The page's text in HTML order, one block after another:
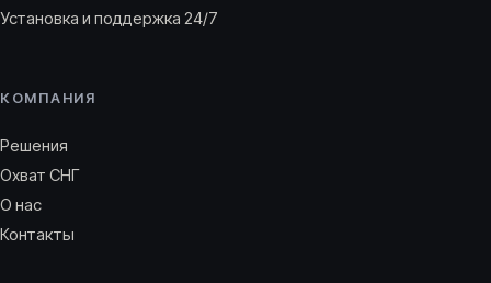
Установка и поддержка 24/7
КОМПАНИЯ
Решения
Охват СНГ
О нас
Контакты